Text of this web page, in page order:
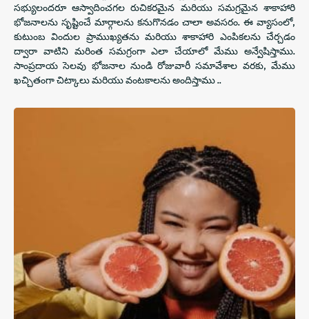
సభ్యులందరూ ఆస్వాదించగల రుచికరమైన మరియు సమగ్రమైన శాకాహారి
భోజనాలను సృష్టించే మార్గాలను కనుగొనడం చాలా అవసరం. ఈ వ్యాసంలో,
కుటుంబ విందుల ప్రాముఖ్యతను మరియు శాకాహారి ఎంపికలను చేర్చడం
ద్వారా వాటిని మరింత సమగ్రంగా ఎలా చేయాలో మేము అన్వేషిస్తాము.
సాంప్రదాయ సెలవు భోజనాల నుండి రోజువారీ సమావేశాల వరకు, మేము
ఖచ్చితంగా చిట్కాలు మరియు వంటకాలను అందిస్తాము ..